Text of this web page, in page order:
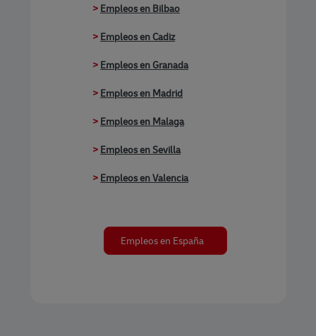
> Empleos en Bilbao
> Empleos en Cadiz
> Empleos en Granada
> Empleos en Madrid
> Empleos en Malaga
> Empleos en Sevilla
> Empleos en Valencia
Empleos en España